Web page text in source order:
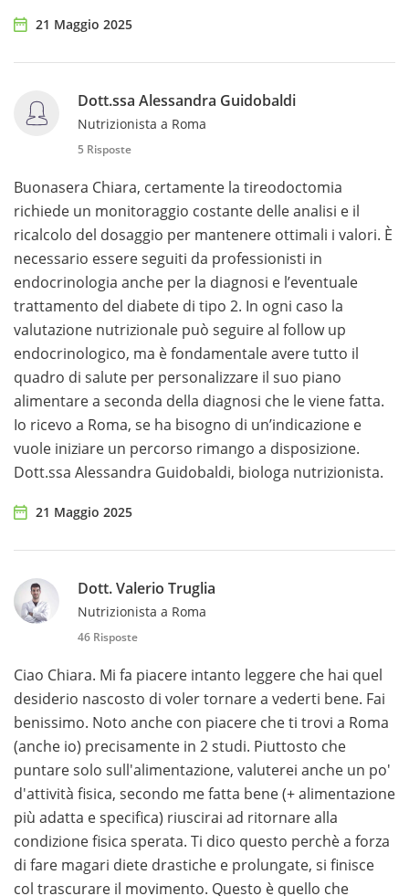
21 Maggio 2025
Dott.ssa Alessandra Guidobaldi
Nutrizionista a Roma
5 Risposte
Buonasera Chiara, certamente la tireodoctomia
richiede un monitoraggio costante delle analisi e il
ricalcolo del dosaggio per mantenere ottimali i valori. È
necessario essere seguiti da professionisti in
endocrinologia anche per la diagnosi e l’eventuale
trattamento del diabete di tipo 2. In ogni caso la
valutazione nutrizionale può seguire al follow up
endocrinologico, ma è fondamentale avere tutto il
quadro di salute per personalizzare il suo piano
alimentare a seconda della diagnosi che le viene fatta.
Io ricevo a Roma, se ha bisogno di un’indicazione e
vuole iniziare un percorso rimango a disposizione.
Dott.ssa Alessandra Guidobaldi, biologa nutrizionista.
21 Maggio 2025
Dott. Valerio Truglia
Nutrizionista a Roma
46 Risposte
Ciao Chiara. Mi fa piacere intanto leggere che hai quel
desiderio nascosto di voler tornare a vederti bene. Fai
benissimo. Noto anche con piacere che ti trovi a Roma
(anche io) precisamente in 2 studi. Piuttosto che
puntare solo sull'alimentazione, valuterei anche un po'
d'attività fisica, secondo me fatta bene (+ alimentazione
più adatta e specifica) riuscirai ad ritornare alla
condizione fisica sperata. Ti dico questo perchè a forza
di fare magari diete drastiche e prolungate, si finisce
col trascurare il movimento. Questo è quello che